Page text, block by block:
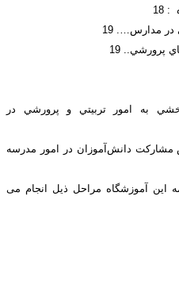
مدارس…. 19
پرورشي.. 19
به امور تربيتي و پرورشي در
مشارکت دانش‌آموزان در امور مدرسه
این آموزشگاه مراحل ذیل انجام می